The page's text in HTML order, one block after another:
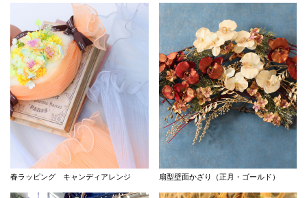
春ラッピング キャンディアレンジ 扇型壁面かざり（正月・ゴールド）